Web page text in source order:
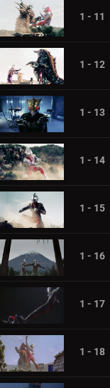
1 - 11
1 - 12
1 - 13
1 - 14
1 - 15
1 - 16
1 - 17
1 - 18